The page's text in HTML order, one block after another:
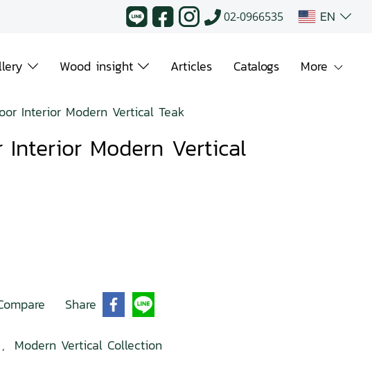
02-0966535 EN
Wood insight Articles Catalogs More
Interior Modern Vertical Teak
Interior Modern Vertical
Share
, Modern Vertical Collection